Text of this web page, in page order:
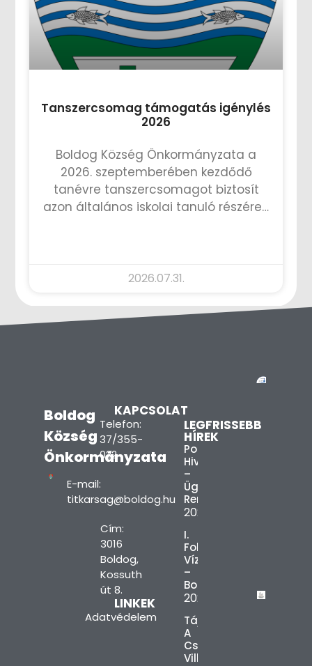
Tanszercsomag támogatás igénylés
2026
Boldog Község Önkormányzata a
2026. szeptemberében kezdődő
tanévre tanszercsomagot biztosít
azon általános iskolai tanuló részére…
2026.07.31.
Boldog
Község
Önkormányzata
KAPCSOLAT
Telefon:
37/355-
022
E-mail:
titkarsag@boldog.hu
Cím:
3016
Boldog,
Kossuth
út 8.
LINKEK
Adatvédelem
LEGFRISSEBB
HÍREK
Polgármesteri
Hivatal
–
Ügyfélfogadási
Rend
2026.08.03.
I.
Fokú
Vízkorlátozás
–
Boldog
2026.08.03.
Tájékoztatás
A
Csúcsidőszaki
Villamosenergia-